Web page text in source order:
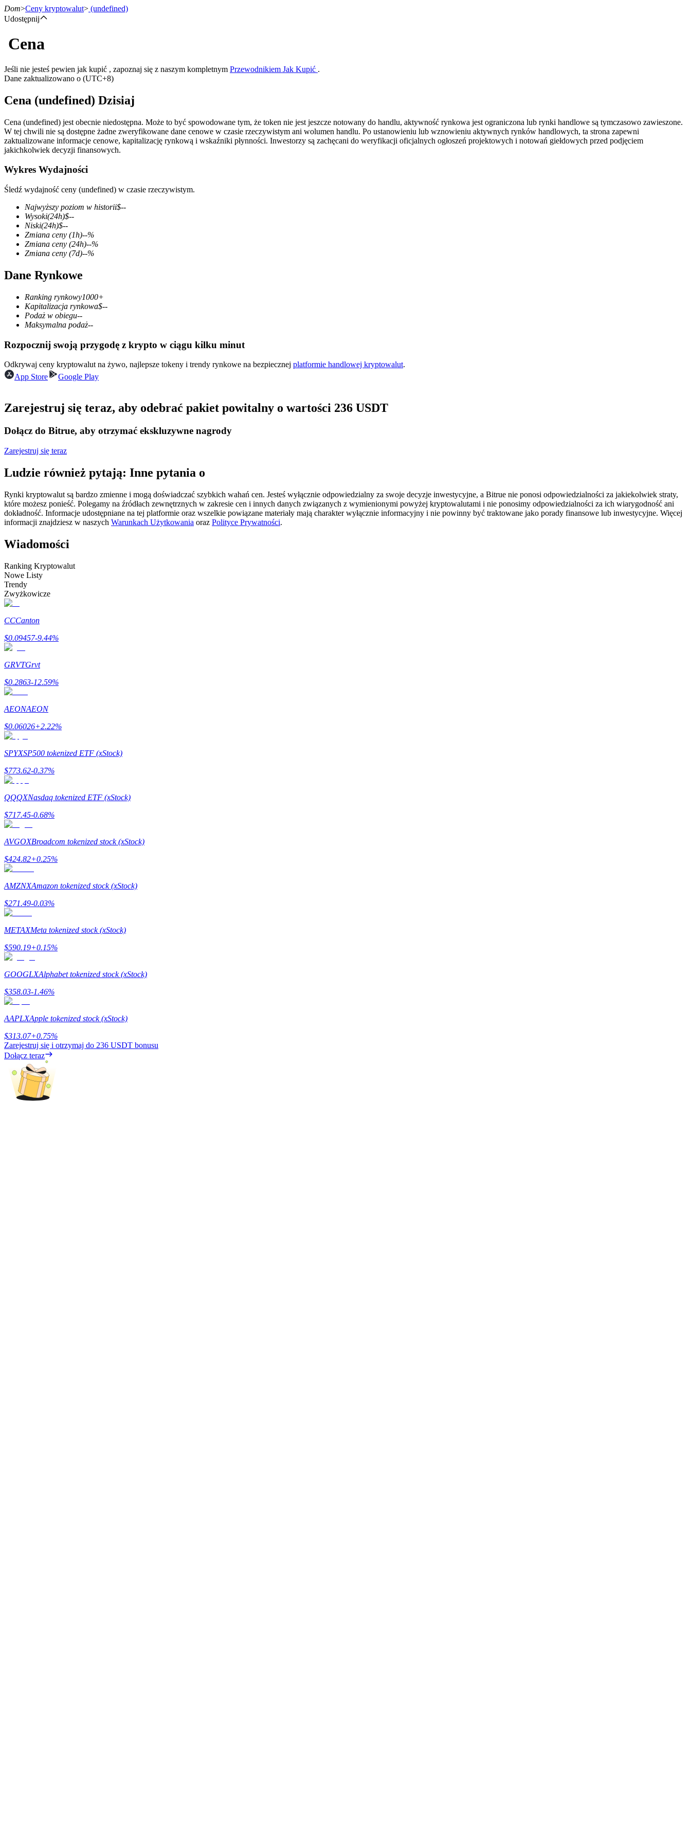
Kontrakty terminowe
Kontrakty terminowe na USDT
Kontrakty futures wykorzystujące USDT jako zabezpieczenie
Kontrakty terminowe COIN-M
Kontrakty terminowe na kryptowaluty
TradFi
Instrumenty pochodne na akcje, forex, metale szlachetne i towary
Kontrakty terminowe na USDC
Kontrakty futures wykorzystujące USDC jako zabezpieczenie
Kopiowanie Transakcji
Dołącz do najlepszych traderów
Informacja
Analiza Big Data, w tym informacje handlowe itp.
Przewodnik
Przewodnik dla początkujących dotyczący kontraktów futures
Strategie handlowe
Dowiedz się, jak zachować rentowność
Dom>Ceny kryptowalut> (undefined)
Udostępnij
Cena
Jeśli nie jesteś pewien jak kupić , zapoznaj się z naszym kompletnym Przewodnikiem Jak Kupić .
Dane zaktualizowano o (UTC+8)
Cena (undefined) Dzisiaj
Cena (undefined) jest obecnie niedostępna. Może to być spowodowane tym, że token nie jest jeszcze notowany do handlu, aktywność rynkowa jest ograniczona lub rynki handlowe są tymczasowo zawieszone.
W tej chwili nie są dostępne żadne zweryfikowane dane cenowe w czasie rzeczywistym ani wolumen handlu. Po ustanowieniu lub wznowieniu aktywnych rynków handlowych, ta strona zapewni
zaktualizowane informacje cenowe, kapitalizację rynkową i wskaźniki płynności. Inwestorzy są zachęcani do weryfikacji oficjalnych ogłoszeń projektowych i notowań giełdowych przed podjęciem
jakichkolwiek decyzji finansowych.
Wykres Wydajności
Śledź wydajność ceny (undefined) w czasie rzeczywistym.
Najwyższy poziom w historii$--
Wysoki(24h)$--
Niski(24h)$--
Zmiana ceny (1h)--%
Zmiana ceny (24h)--%
Zmiana ceny (7d)--%
Dane Rynkowe
Ranking rynkowy1000+
Kapitalizacja rynkowa$--
Podaż w obiegu--
Maksymalna podaż--
Rozpocznij swoją przygodę z krypto w ciągu kilku minut
Odkrywaj ceny kryptowalut na żywo, najlepsze tokeny i trendy rynkowe na bezpiecznej platformie handlowej kryptowalut.
App Store
Google Play
Zarejestruj się teraz, aby odebrać pakiet powitalny o wartości 236 USDT
Dołącz do Bitrue, aby otrzymać ekskluzywne nagrody
Zarejestruj się teraz
Ludzie również pytają: Inne pytania o
Rynki kryptowalut są bardzo zmienne i mogą doświadczać szybkich wahań cen. Jesteś wyłącznie odpowiedzialny za swoje decyzje inwestycyjne, a Bitrue nie ponosi odpowiedzialności za jakiekolwiek straty,
które możesz ponieść. Polegamy na źródłach zewnętrznych w zakresie cen i innych danych związanych z wymienionymi powyżej kryptowalutami i nie ponosimy odpowiedzialności za ich wiarygodność ani
dokładność. Informacje udostępniane na tej platformie oraz wszelkie powiązane materiały mają charakter wyłącznie informacyjny i nie powinny być traktowane jako porady finansowe lub inwestycyjne. Więcej
informacji znajdziesz w naszych Warunkach Użytkowania oraz Polityce Prywatności.
Wiadomości
Ranking Kryptowalut
Nowe Listy
Trendy
Zwyżkowicze
CCCanton
$0.09457-9.44%
GRVTGrvt
$0.2863-12.59%
AEONAEON
$0.06026+2.22%
SPYXSP500 tokenized ETF (xStock)
$773.62-0.37%
QQQXNasdaq tokenized ETF (xStock)
$717.45-0.68%
AVGOXBroadcom tokenized stock (xStock)
$424.82+0.25%
AMZNXAmazon tokenized stock (xStock)
$271.49-0.03%
METAXMeta tokenized stock (xStock)
$590.19+0.15%
GOOGLXAlphabet tokenized stock (xStock)
$358.03-1.46%
AAPLXApple tokenized stock (xStock)
$313.07+0.75%
Zarejestruj się i otrzymaj do 236 USDT bonusu
Dołącz teraz